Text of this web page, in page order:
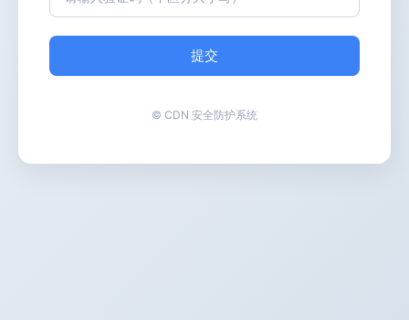
提交
© CDN 安全防护系统